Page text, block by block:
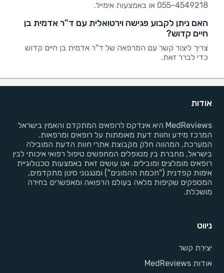
055-4549218 או באמצעות אימייל.
האם ניתן לקבוע פגישה וירטואלית עם ד"ר אדמית בן
חיים קדוש?
צריך ליצור קשר עם המרפאה של ד"ר אדמית בן חיים קדוש
כדי לברר זאת.
אודות
MedReviews היא אינדקס לרופאים המתקדם והאמין בישראל
המרכז מידע וחוות דעת מאומתות על רופאים ומרפאות.
המערכת, המהווה חלק מקבוצת אתרי חוות הדעת המובילה
בישראל, מחברת בין מטופלים המחפשים טיפול רפואי איכותי לבין
רופאים מומלצים ומובילים. אנו עושים זאת באמצעות טכנולוגיית
אימות קפדנית ("חכמת ההמונים") ומנגנוני סינון מתקדמים,
המספקים שקיפות מלאה בעולם הרפואה ומאפשרים בחירה
מושכלת.
ניווט
יצירת קשר
אודות MedReviews